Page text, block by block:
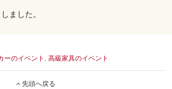
ました。
ーのイベント , 高級家具のイベント
先頭へ戻る